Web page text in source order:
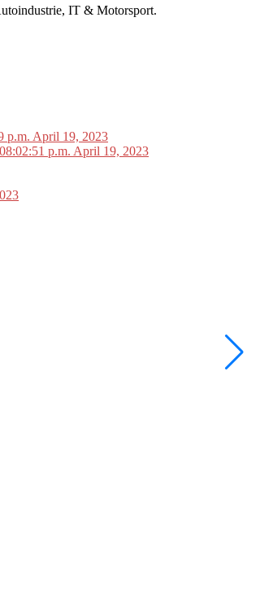
IT & Motorsport.
p.m. April 19, 2023
08:02:51 p.m. April 19, 2023